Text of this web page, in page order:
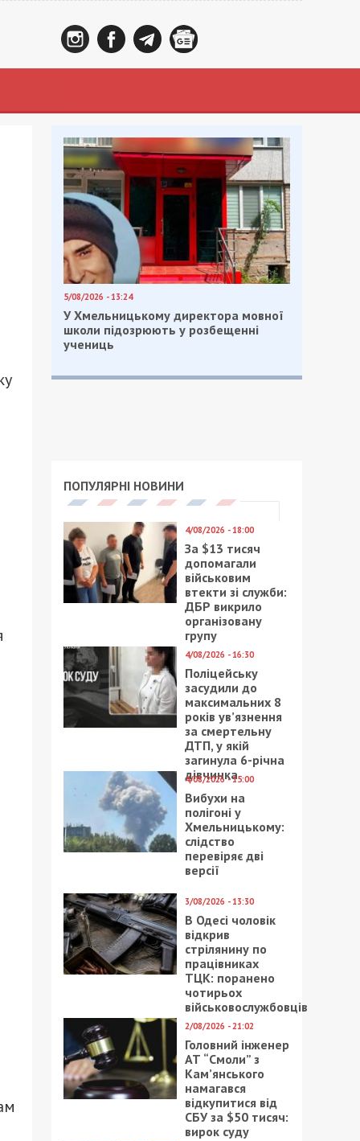
5/08/2026 - 13:24
У Хмельницькому директора мовної
школи підозрюють у розбещенні
учениць
ПОПУЛЯРНІ НОВИНИ
4/08/2026 - 18:00
За $13 тисяч
допомагали
військовим
втекти зі служби:
ДБР викрило
організовану
групу
4/08/2026 - 16:30
Поліцейську
засудили до
максимальних 8
років ув’язнення
за смертельну
ДТП, у якій
загинула 6-річна
дівчинка
4/08/2026 - 15:00
Вибухи на
полігоні у
Хмельницькому:
слідство
перевіряє дві
версії
3/08/2026 - 13:30
В Одесі чоловік
відкрив
стрілянину по
працівниках
ТЦК: поранено
чотирьох
військовослужбовців
2/08/2026 - 21:02
Головний інженер
АТ “Смоли” з
Кам’янського
намагався
відкупитися від
СБУ за $50 тисяч:
вирок суду